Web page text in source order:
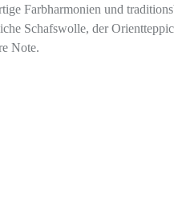
Farbharmonien und
Schafswolle, der
Note.